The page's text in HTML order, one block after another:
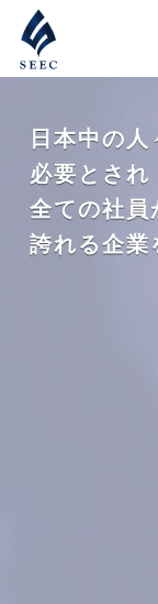
日本中の人
必要とされ
全ての社員
誇れる企業